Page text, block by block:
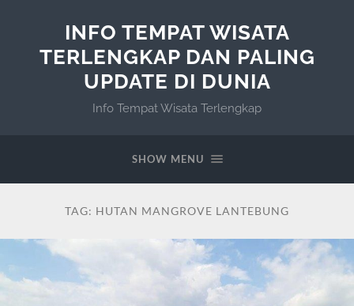
INFO TEMPAT WISATA
TERLENGKAP DAN PALING
UPDATE DI DUNIA
Info Tempat Wisata Terlengkap
SHOW MENU
TAG: HUTAN MANGROVE LANTEBUNG